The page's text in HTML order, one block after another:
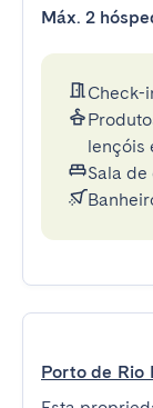
Máx. 2
Check-
lençóis
Sala de
Porto de Rio